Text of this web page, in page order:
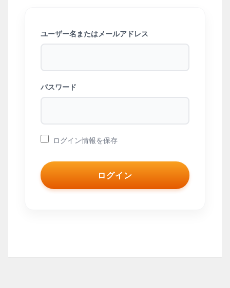
ユーザー名またはメールアドレス
パスワード
ログイン情報を保存